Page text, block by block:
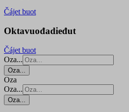
Čájet buot
Oktavuođadieđut
Čájet buot
Oza...
Oza...
Oza
Oza...
Oza...